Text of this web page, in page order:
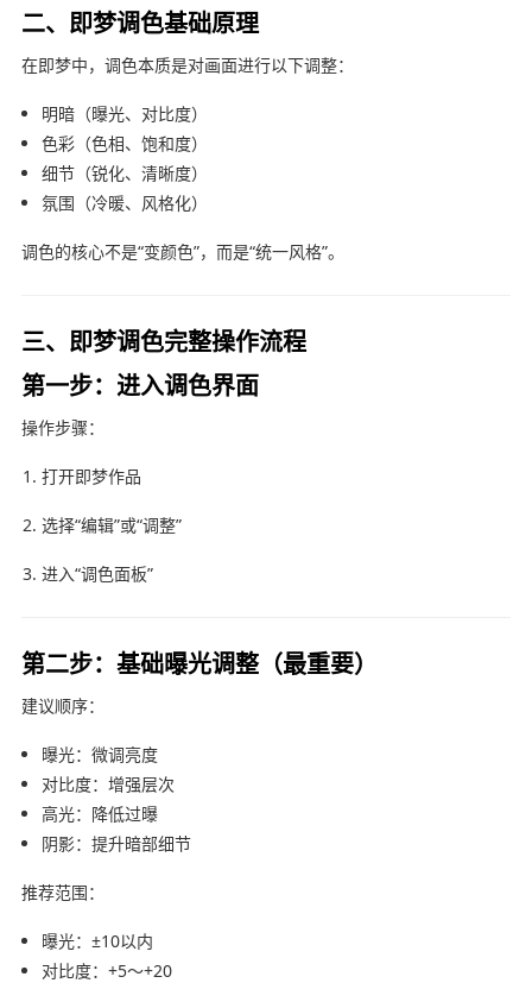
二、即梦调色基础原理
在即梦中，调色本质是对画面进行以下调整：
明暗（曝光、对比度）
色彩（色相、饱和度）
细节（锐化、清晰度）
氛围（冷暖、风格化）
调色的核心不是“变颜色”，而是“统一风格”。
三、即梦调色完整操作流程
第一步：进入调色界面
操作步骤：
打开即梦作品
选择“编辑”或“调整”
进入“调色面板”
第二步：基础曝光调整（最重要）
建议顺序：
曝光：微调亮度
对比度：增强层次
高光：降低过曝
阴影：提升暗部细节
推荐范围：
曝光：±10以内
对比度：+5～+20